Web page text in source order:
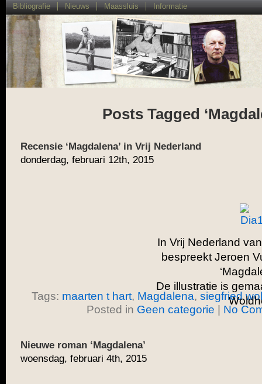
Bibliografie Nieuws Maassluis Informatie
Posts Tagged
Recensie ‘Magdalena’ in Vrij Nederland
donderdag, februari 12th, 2015
In Vrij Nederland
bespreekt Jeroen
De illustratie is
Tags: maarten t hart, Magdalena, siegfried
Posted in Geen categorie | No
Nieuwe roman ‘Magdalena’
woensdag, februari 4th, 2015